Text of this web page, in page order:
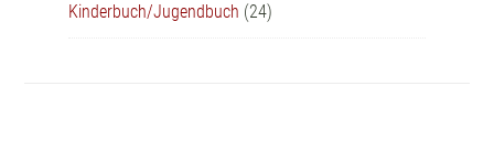
Kinderbuch/Jugendbuch (24)